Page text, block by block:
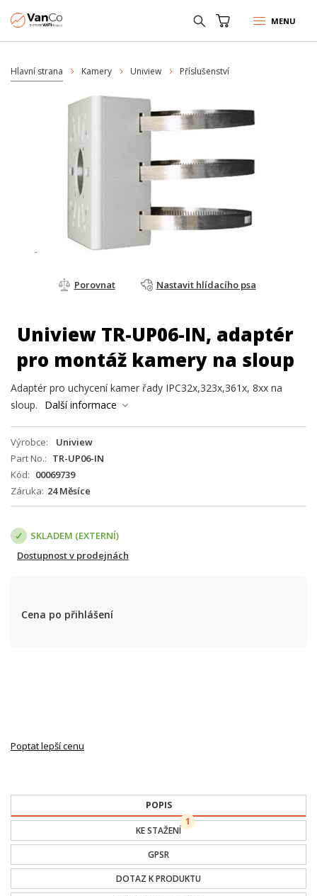
MENU
Hlavní strana Kamery Uniview Příslušenství
Porovnat Nastavit hlídacího psa
Uniview TR-UP06-IN, adaptér
pro montáž kamery na sloup
Adaptér pro uchycení kamer řady IPC32x,323x,361x, 8xx na
sloup.
Další informace
Výrobce
Uniview
Part No.
TR-UP06-IN
Kód
00069739
Záruka 24 Měsíce
SKLADEM (EXTERNÍ)
Dostupnost v prodejnách
Cena po přihlášení
Poptat lepší cenu
POPIS
KE STAŽENÍ
1
GPSR
DOTAZ K PRODUKTU